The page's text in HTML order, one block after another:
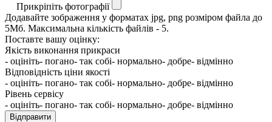
Прикріпіть фотографії
Додавайте зображення у форматах jpg, png розміром файла до
5Мб. Максимальна кількість файлів - 5.
Поставте вашу оцінку:
Якість виконання прикраси
- оцініть- погано- так собі- нормально- добре- відмінно
Відповідність ціни якості
- оцініть- погано- так собі- нормально- добре- відмінно
Рівень сервісу
- оцініть- погано- так собі- нормально- добре- відмінно
Відправити